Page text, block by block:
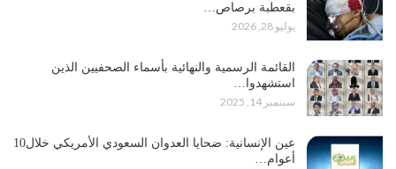
بقعطبة برصاص…
يوليو 28, 2026
القائمة الرسمية والنهائية بأسماء الصحفيين الذين
استشهدوا…
سبتمبر 14, 2025
عين الإنسانية: ضحايا العدوان السعودي الأمريكي خلال10
أعوام…